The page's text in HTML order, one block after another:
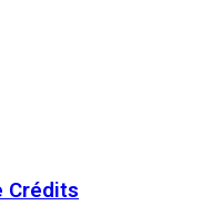
Crédits